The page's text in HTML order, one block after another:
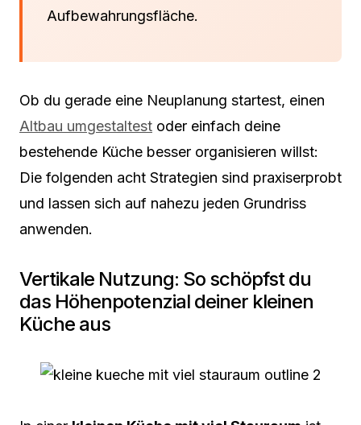
Aufbewahrungsfläche.
Ob du gerade eine Neuplanung startest, einen
Altbau umgestaltest oder einfach deine
bestehende Küche besser organisieren willst:
Die folgenden acht Strategien sind praxiserprobt
und lassen sich auf nahezu jeden Grundriss
anwenden.
Vertikale Nutzung: So schöpfst du
das Höhenpotenzial deiner kleinen
Küche aus